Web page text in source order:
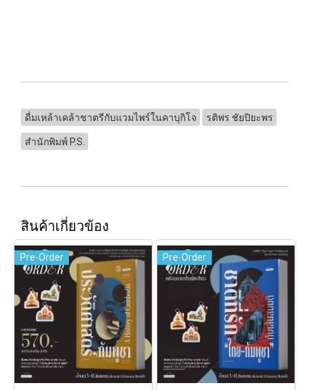
ดื่มเหล้าเคล้าชาตรีกับแวมไพร์ในคาบุกิโจ รติพร ชัยปิยะพร
สำนักพิมพ์ P.S.
สินค้าเกี่ยวข้อง
Pre-Order Pre-Order